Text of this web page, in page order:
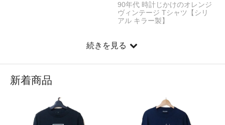
90年代 時計じかけのオレンジ
ヴィンテージ Tシャツ【シリ
アル キラー製】
続きを見る
新着商品